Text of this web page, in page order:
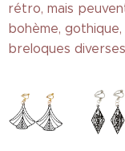
rétro, mais
bohème,
breloques